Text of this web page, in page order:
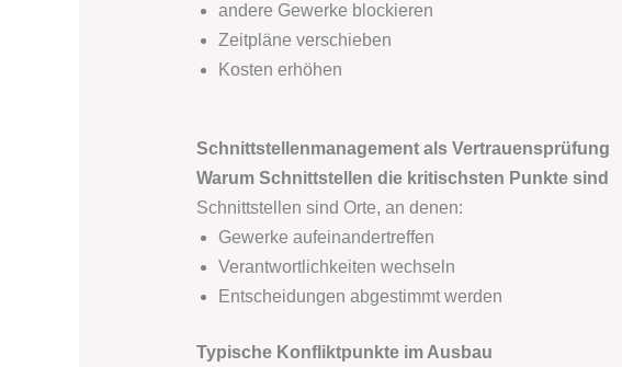
andere Gewerke blockieren
Zeitpläne verschieben
Kosten erhöhen
Schnittstellenmanagement als Vertrauensprüfung
Warum Schnittstellen die kritischsten Punkte sind
Schnittstellen sind Orte, an denen:
Gewerke aufeinandertreffen
Verantwortlichkeiten wechseln
Entscheidungen abgestimmt werden
Typische Konfliktpunkte im Ausbau